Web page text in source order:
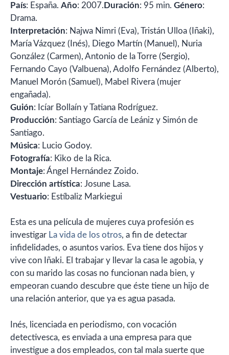
País: España. Año: 2007. Duración: 95 min. Género:
Drama.
Interpretación: Najwa Nimri (Eva), Tristán Ulloa (Iñaki),
María Vázquez (Inés), Diego Martín (Manuel), Nuria
González (Carmen), Antonio de la Torre (Sergio),
Fernando Cayo (Valbuena), Adolfo Fernández (Alberto),
Manuel Morón (Samuel), Mabel Rivera (mujer
engañada).
Guión: Icíar Bollaín y Tatiana Rodríguez.
Producción: Santiago García de Leániz y Simón de
Santiago.
Música: Lucio Godoy.
Fotografía: Kiko de la Rica.
Montaje: Ángel Hernández Zoido.
Dirección artística: Josune Lasa.
Vestuario: Estíbaliz Markiegui
Esta es una película de mujeres cuya profesión es
investigar La vida de los otros, a fin de detectar
infidelidades, o asuntos varios. Eva tiene dos hijos y
vive con Iñaki. El trabajar y llevar la casa le agobia, y
con su marido las cosas no funcionan nada bien, y
empeoran cuando descubre que éste tiene un hijo de
una relación anterior, que ya es agua pasada.
Inés, licenciada en periodismo, con vocación
detectivesca, es enviada a una empresa para que
investigue a dos empleados, con tal mala suerte que